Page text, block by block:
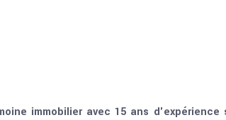
immobilier avec 15 ans d'expérience